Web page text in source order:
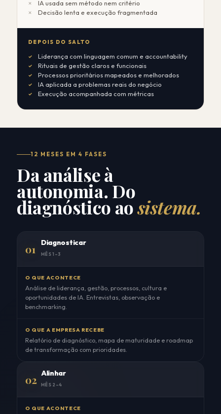
IA usada sem método nem critério
Decisão lenta e execução fragmentada
DEPOIS DO SALTO
Liderança com linguagem comum e accountability
Rituais de gestão claros e funcionais
Processos prioritários mapeados e melhorados
IA aplicada a problemas reais do negócio
Execução acompanhada com métricas
12 MESES EM 4 FASES
Da análise à
autonomia. Do
diagnóstico aosistema.
01 Diagnosticar
MÊS 1–3
O QUE ACONTECE
Análise de liderança, gestão, processos, cultura e
oportunidades de IA. Entrevistas, observação e
benchmarking.
O QUE A EMPRESA RECEBE
Relatório de diagnóstico, mapa de maturidade e roadmap
de transformação com prioridades.
02 Alinhar
MÊS 2–4
O QUE ACONTECE